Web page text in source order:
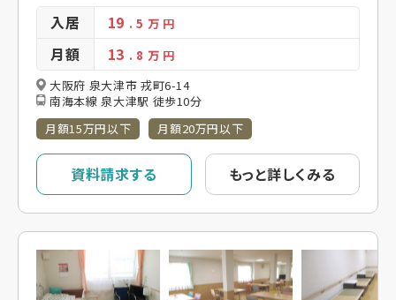
入居 19 . 5 万 円
月額 13 . 8 万 円
大阪府 泉大津市 戎町6-14
南海本線 泉大津駅 徒歩10分
月額15万円以下
月額20万円以下
資料請求する もっと詳しくみる